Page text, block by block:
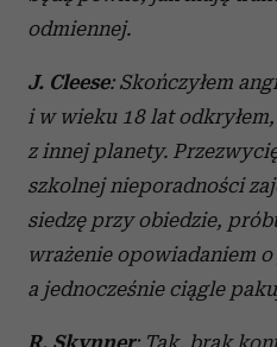
odmiennej.
J. Cleese: Skończyłem
i w wieku 18 lat
z innej planety.
szkolnej nieporadności
siedzę przy obiedzie,
wrażenie opowiadaniem o
a jednocześnie ciągle
R. Skynner: Tak, brak